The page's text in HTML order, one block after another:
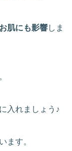
肌にも影響しま
入れましょう♪
ます。